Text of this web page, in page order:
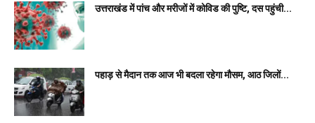
उत्तराखंड में पांच और मरीजों में कोविड की पुष्टि, दस पहुंची...
पहाड़ से मैदान तक आज भी बदला रहेगा मौसम, आठ जिलों...